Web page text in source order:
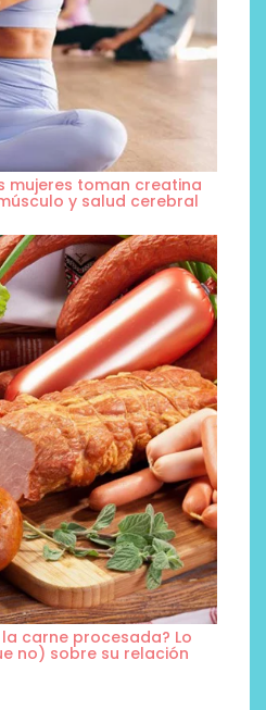
mujeres toman creatina
y salud cerebral
carne procesada? Lo
no) sobre su relación